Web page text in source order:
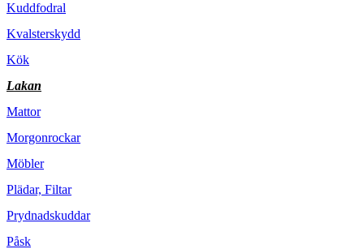
Kuddfodral
Kvalsterskydd
Kök
Lakan
Mattor
Morgonrockar
Möbler
Plädar, Filtar
Prydnadskuddar
Påsk